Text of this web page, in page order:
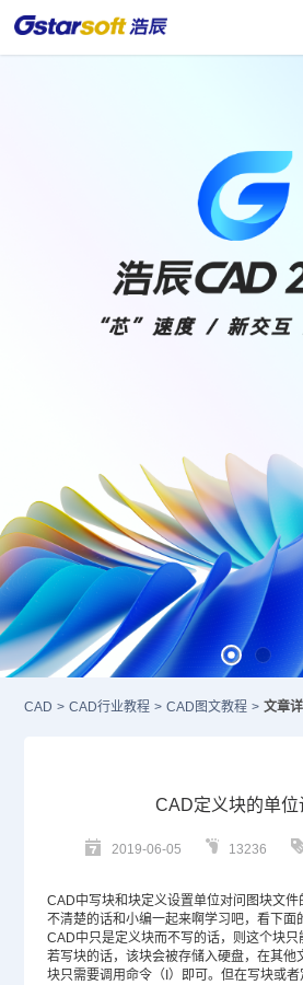
CAD > CAD行业教程 > CAD图文教程 > 文章
CAD定义块的单位
2019-06-05 13236
CAD中写块和块定义设置单位对问图块文
不清楚的话和小编一起来啊学习吧，看下面
CAD中只是定义块而不写的话，则这个块
若写块的话，该块会被存储入硬盘，在其他
块只需要调用命令（I）即可。但在写块或者